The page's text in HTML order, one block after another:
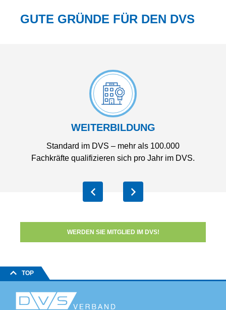
GUTE GRÜNDE FÜR DEN DVS
WEITERBILDUNG
Standard im DVS – mehr als 100.000
Fachkräfte qualifizieren sich pro Jahr im DVS.
WERDEN SIE MITGLIED IM DVS!
TOP